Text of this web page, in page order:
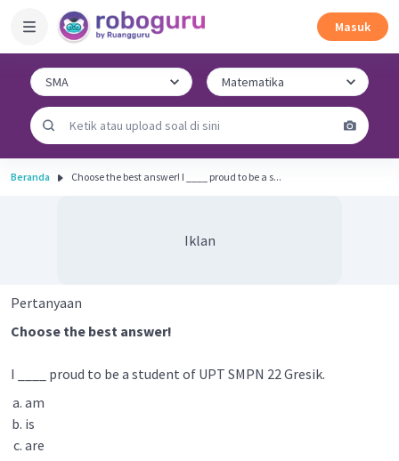
Masuk
Beranda Choose the best answer! I ____ proud to be a s...
Iklan
Pertanyaan
Choose the best answer!
I ____ proud to be a student of UPT SMPN 22 Gresik.
am
is
are